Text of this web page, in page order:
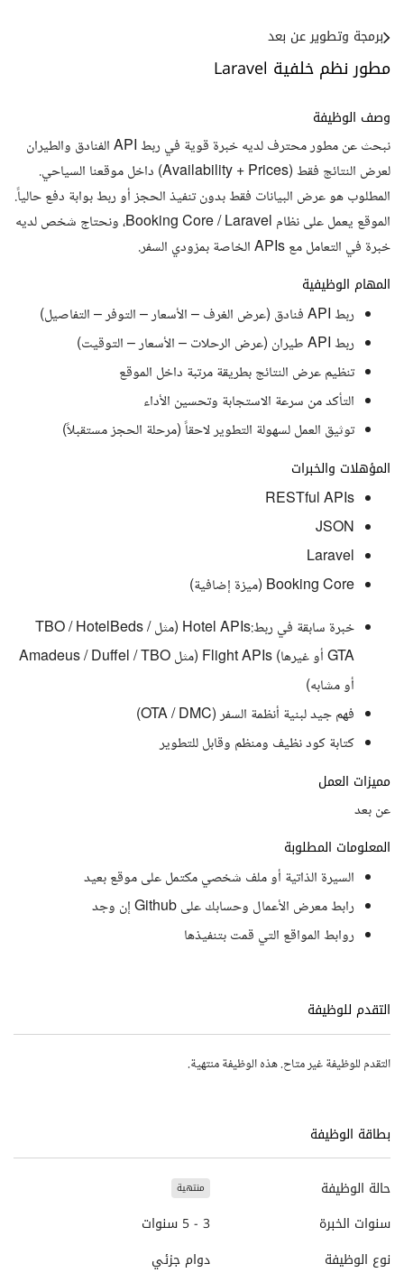
مطور نظم خلفية Laravel
برمجة وتطوير عن بعد
وصف الوظيفة
نبحث عن مطور محترف لديه خبرة قوية في ربط API الفنادق والطيران
لعرض النتائج فقط (Availability + Prices) داخل موقعنا السياحي.
المطلوب هو عرض البيانات فقط بدون تنفيذ الحجز أو ربط بوابة دفع حالياً.
الموقع يعمل على نظام Booking Core / Laravel، ونحتاج شخص لديه
خبرة في التعامل مع APIs الخاصة بمزودي السفر.
المهام الوظيفية
ربط API فنادق (عرض الغرف – الأسعار – التوفر – التفاصيل)
ربط API طيران (عرض الرحلات – الأسعار – التوقيت)
تنظيم عرض النتائج بطريقة مرتبة داخل الموقع
التأكد من سرعة الاستجابة وتحسين الأداء
توثيق العمل لسهولة التطوير لاحقاً (مرحلة الحجز مستقبلاً)
المؤهلات والخبرات
RESTful APIs
JSON
Laravel
Booking Core (ميزة إضافية)
خبرة سابقة في ربط:Hotel APIs (مثل TBO / HotelBeds /
GTA أو غيرها) Flight APIs (مثل Amadeus / Duffel / TBO
أو مشابه)
فهم جيد لبنية أنظمة السفر (OTA / DMC)
كتابة كود نظيف ومنظم وقابل للتطوير
مميزات العمل
عن بعد
المعلومات المطلوبة
السيرة الذاتية أو ملف شخصي مكتمل على موقع بعيد
رابط معرض الأعمال وحسابك على Github إن وجد
روابط المواقع التي قمت بتنفيذها
التقدم للوظيفة
التقدم للوظيفة غير متاح. هذه الوظيفة منتهية.
بطاقة الوظيفة
حالة الوظيفة منتهية
سنوات الخبرة
3 - 5 سنوات
نوع الوظيفة
دوام جزئي